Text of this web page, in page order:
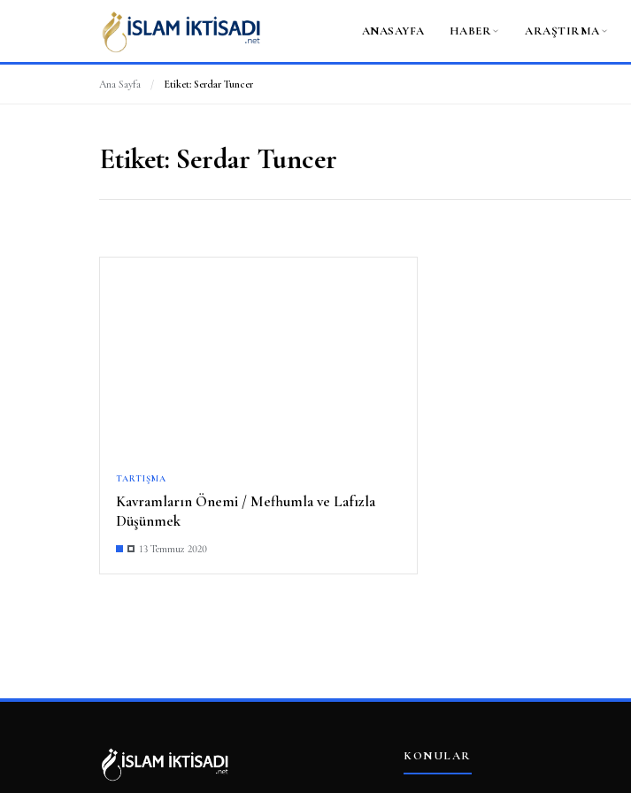
ANASAYFA HABER ARAŞTIRMA
Ana Sayfa / Etiket: Serdar Tuncer
Etiket: Serdar Tuncer
TARTIŞMA
Kavramların Önemi / Mefhumla ve Lafızla
Düşünmek
13 Temmuz 2020
KONULAR